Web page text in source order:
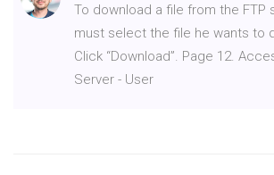
To download a file from the FTP
must select the file he wants to
Click “Download”. Page 12.
Server - User